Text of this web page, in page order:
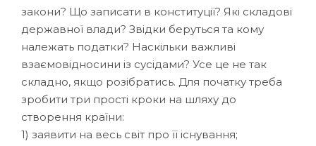
закони? Що записати в конституції? Які складові
державної влади? Звідки беруться та кому
належать податки? Наскільки важливі
взаємовідносини із сусідами? Усе це не так
складно, якщо розібратись. Для початку треба
зробити три прості кроки на шляху до
створення країни:
1) заявити на весь світ про її існування;